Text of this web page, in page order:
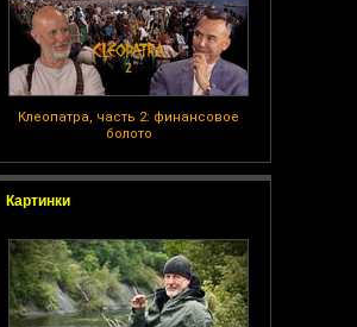
Клеопатра, часть 2: финансовое
болото
Картинки